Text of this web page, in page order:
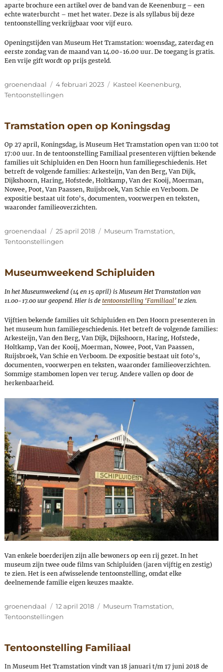
aparte brochure een artikel over de band van de Keenenburg – een
echte waterburcht – met het water. Deze is als syllabus bij deze
tentoonstelling verkrijgbaar voor vijf euro.
Openingstijden van Museum Het Tramstation: woensdag, zaterdag en
eerste zondag van de maand van 14.00-16.00 uur. De toegang is gratis.
Een vrije gift wordt op prijs gesteld.
Author
groenendaal
Posted
on
4 februari 2023 Categories
Kasteel Keenenburg,
Tentoonstellingen
Tramstation open op Koningsdag
Op 27 april, Koningsdag, is Museum Het Tramstation open van 11:00 tot
17:00 uur. In de tentoonstelling Familiaal presenteren vijftien bekende
families uit Schipluiden en Den Hoorn hun familiegeschiedenis. Het
betreft de volgende families: Arkesteijn, Van den Berg, Van Dijk,
Dijkshoorn, Haring, Hofstede, Holtkamp, Van der Kooij, Moerman,
Nowee, Poot, Van Paassen, Ruijsbroek, Van Schie en Verboom. De
expositie bestaat uit foto’s, documenten, voorwerpen en teksten,
waaronder familieoverzichten.
Author
groenendaal
Posted
on
25 april 2018 Categories
Museum Tramstation,
Tentoonstellingen
Museumweekend Schipluiden
In het Museumweekend (14 en 15 april) is Museum Het Tramstation van
11.00-17.00 uur geopend. Hier is de tentoonstelling ‘Familiaal’te zien.
Vijftien bekende families uit Schipluiden en Den Hoorn presenteren in
het museum hun familiegeschiedenis. Het betreft de volgende families:
Arkesteijn, Van den Berg, Van Dijk, Dijkshoorn, Haring, Hofstede,
Holtkamp, Van der Kooij, Moerman, Nowee, Poot, Van Paassen,
Ruijsbroek, Van Schie en Verboom. De expositie bestaat uit foto’s,
documenten, voorwerpen en teksten, waaronder familieoverzichten.
Sommige stambomen lopen ver terug. Andere vallen op door de
herkenbaarheid.
Van enkele boerderijen zijn alle bewoners op een rij gezet. In het
museum zijn twee oude films van Schipluiden (jaren vijftig en zestig)
te zien. Het is een afwisselende tentoonstelling, omdat elke
deelnemende familie eigen keuzes maakte.
Author
groenendaal
Posted
on
12 april 2018 Categories
Museum Tramstation,
Tentoonstellingen
Tentoonstelling Familiaal
In Museum Het Tramstation vindt van 18 januari t/m 17 juni 2018 de